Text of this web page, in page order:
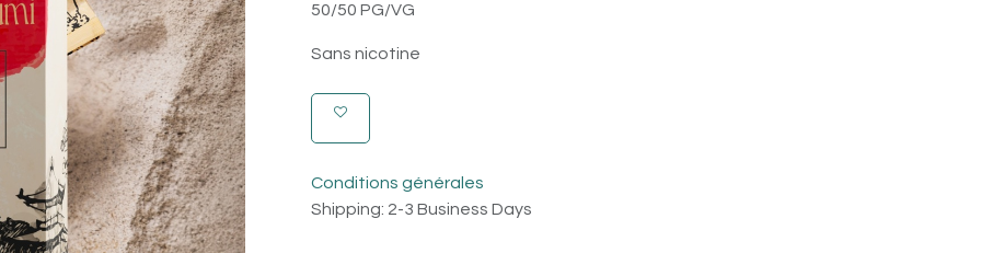
50/50 PG/VG
Sans nicotine
Conditions générales
Shipping: 2-3 Business Days